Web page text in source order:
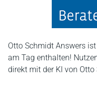
Otto Schmidt Answers
am Tag enthalten!
direkt mit der KI von Otto